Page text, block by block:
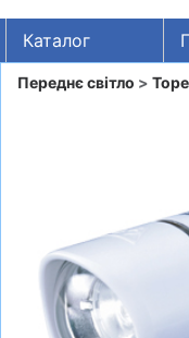
Каталог
UA RU EN
ОДЯГ
ВЗУТТЯ
СУМКИ
Переднє світло >